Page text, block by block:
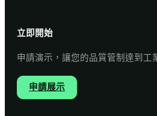
立即開始
申請演示，讓您的品質管制達到工
申請展示